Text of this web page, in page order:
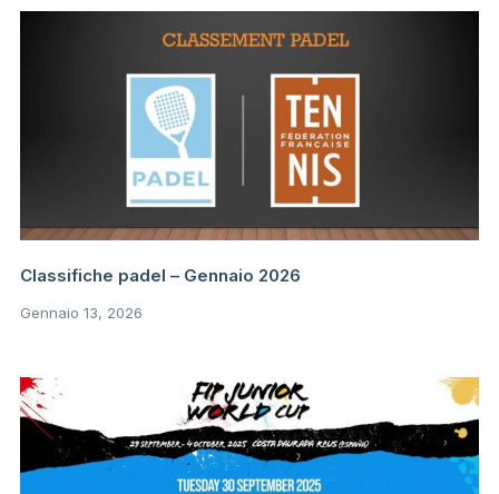
Classifiche padel – Gennaio 2026
Gennaio 13, 2026